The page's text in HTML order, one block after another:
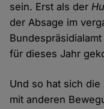
sein. Erst als der
der Absage im
für dieses Jahr
Und so hat sich die
mit anderen